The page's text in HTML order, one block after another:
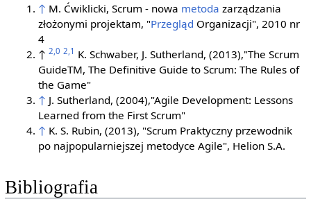
↑ M. Ćwiklicki, Scrum - nowa metoda zarządzania
złożonymi projektam, "Przegląd Organizacji", 2010 nr
4
↑2,0 2,1 K. Schwaber, J. Sutherland, (2013),"The Scrum
GuideTM, The Definitive Guide to Scrum: The Rules of
the Game"
↑ J. Sutherland, (2004),"Agile Development: Lessons
Learned from the First Scrum"
↑ K. S. Rubin, (2013), "Scrum Praktyczny przewodnik
po najpopularniejszej metodyce Agile", Helion S.A.
Bibliografia